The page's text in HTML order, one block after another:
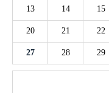
13 14 15
20 21 22
27 28 29